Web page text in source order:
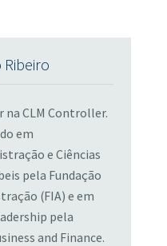
Ribeiro
na CLM Controller.
em
e Ciências
pela Fundação
(FIA) e em
pela
and Finance.